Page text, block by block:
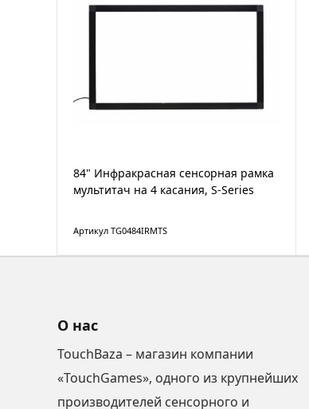
84" Инфракрасная сенсорная рамка
мультитач на 4 касания, S-Series
Артикул TG0484IRMTS
О нас
TouchBaza – магазин компании
«TouchGames», одного из крупнейших
производителей сенсорного и